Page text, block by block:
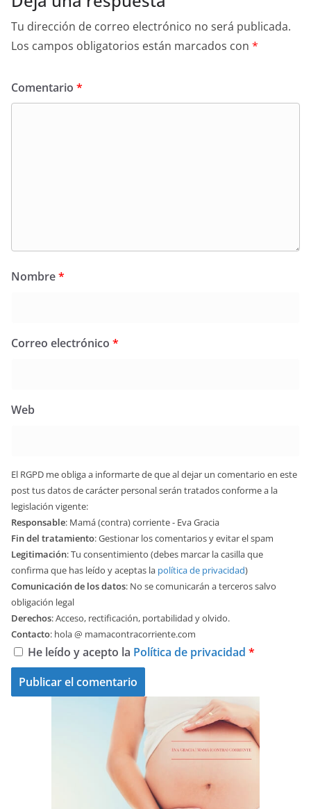
Tu dirección de correo electrónico no será publicada.
Los campos obligatorios están marcados con *
Comentario *
Nombre*
Correo electrónico *
Web
El RGPD me obliga a informarte de que al dejar un comentario en este
post tus datos de carácter personal serán tratados conforme a la
legislación vigente:
Responsable: Mamá (contra) corriente - Eva Gracia
Fin del tratamiento: Gestionar los comentarios y evitar el spam
Legitimación: Tu consentimiento (debes marcar la casilla que
confirma que has leído y aceptas la política de privacidad)
Comunicación de los datos: No se comunicarán a terceros salvo
obligación legal
Derechos: Acceso, rectificación, portabilidad y olvido.
Contacto: hola @ mamacontracorriente.com
He leído y acepto la Política de privacidad *